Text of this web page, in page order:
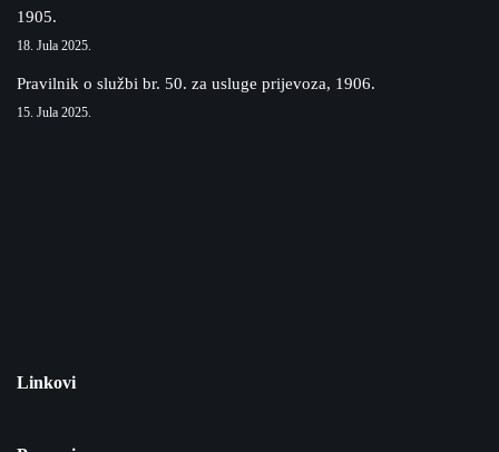
1905.
18. Jula 2025.
Pravilnik o službi br. 50. za usluge prijevoza, 1906.
15. Jula 2025.
Linkovi